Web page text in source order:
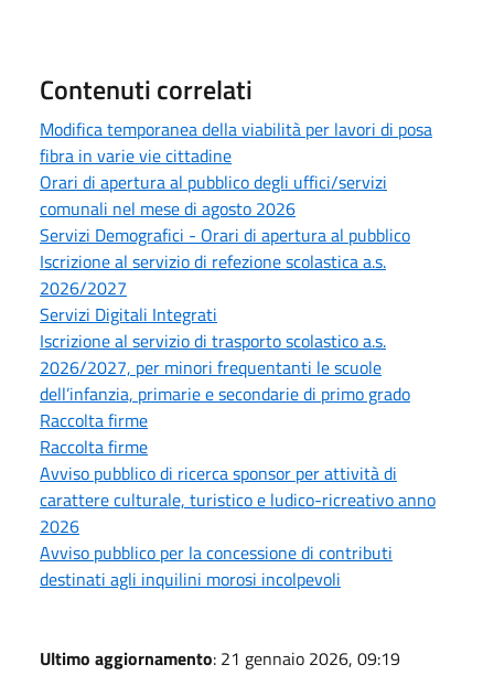
Contenuti correlati
Modifica temporanea della viabilità per lavori di posa
fibra in varie vie cittadine
Orari di apertura al pubblico degli uffici/servizi
comunali nel mese di agosto 2026
Servizi Demografici - Orari di apertura al pubblico
Iscrizione al servizio di refezione scolastica a.s.
2026/2027
Servizi Digitali Integrati
Iscrizione al servizio di trasporto scolastico a.s.
2026/2027, per minori frequentanti le scuole
dell’infanzia, primarie e secondarie di primo grado
Raccolta firme
Raccolta firme
Avviso pubblico di ricerca sponsor per attività di
carattere culturale, turistico e ludico-ricreativo anno
2026
Avviso pubblico per la concessione di contributi
destinati agli inquilini morosi incolpevoli
Ultimo aggiornamento: 21 gennaio 2026, 09:19